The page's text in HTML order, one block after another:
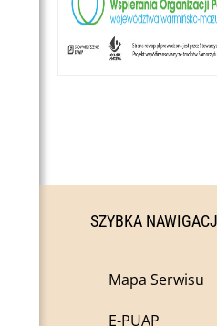
SZYBKA
Mapa Serwisu
E-PUAP